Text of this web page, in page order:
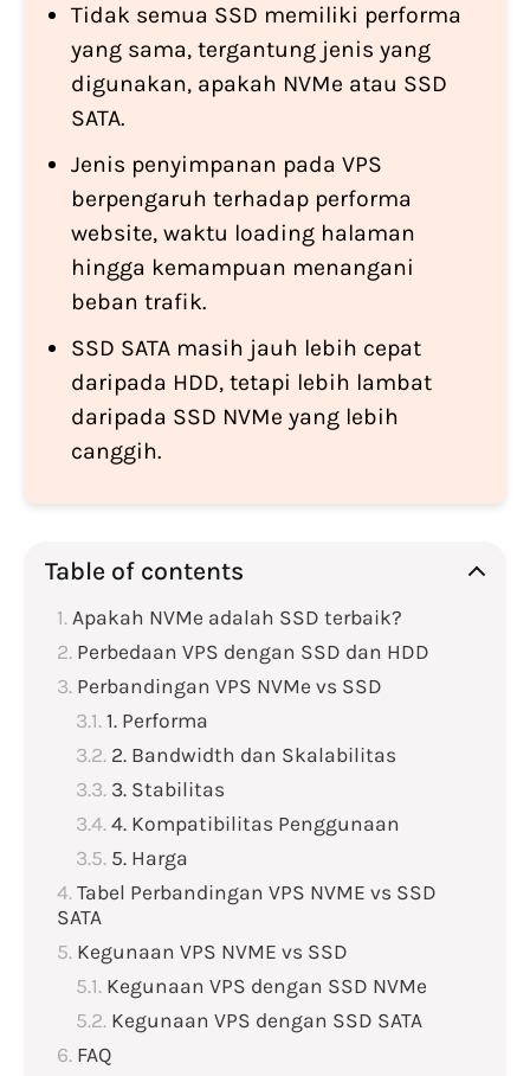
Tidak semua SSD memiliki performa
yang sama, tergantung jenis yang
digunakan, apakah NVMe atau SSD
SATA.
Jenis penyimpanan pada VPS
berpengaruh terhadap performa
website, waktu loading halaman
hingga kemampuan menangani
beban trafik.
SSD SATA masih jauh lebih cepat
daripada HDD, tetapi lebih lambat
daripada SSD NVMe yang lebih
canggih.
Table of contents
Apakah NVMe adalah SSD terbaik?
Perbedaan VPS dengan SSD dan HDD
Perbandingan VPS NVMe vs SSD
1. Performa
2. Bandwidth dan Skalabilitas
3. Stabilitas
4. Kompatibilitas Penggunaan
5. Harga
Tabel Perbandingan VPS NVME vs SSD
SATA
Kegunaan VPS NVME vs SSD
Kegunaan VPS dengan SSD NVMe
Kegunaan VPS dengan SSD SATA
FAQ